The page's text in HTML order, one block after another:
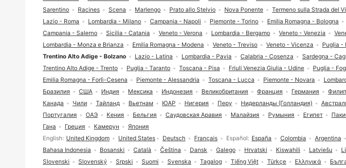
Выбор языка
English United Kingdom United States Deutsch Français Español España Colombia Argentina
Bahasa Indonesia
Bosanski Català Čeština Dansk Galego Hrvatski Kiswahili Latviešu
Slovenski
Slovenský Srpski Suomi Svenska Tagalog Tiếng Việt Türkçe Ελληνικά
Бразилия США Индия Мексика Индонезия Великобритания Франция Германия
Канада
Чили Тайланд Вьетнам ЮАР Нигерия Перу Нидерланды (Голландия)
Португалия
ОАЭ Кения Бельгия Саудовская Аравия Малайзия Румыния Египет
Гана
Греция Камерун Япония
Lazio - Roma Lombardia - Milano Campania - Napoli Piemonte - Torino Emilia Romagna - Bologna
Campania - Salerno
Sicilia - Catania Veneto - Verona Lombardia - Bergamo Veneto - Venezia
Lombardia - Monza e Brianza
Emilia Romagna - Modena Veneto - Treviso Veneto - Vicenza Puglia -
Trentino Alto Adige - Bolzano
Lazio - Latina Lombardia - Pavia Calabria - Cosenza Sardegna -
Trentino Alto Adige - Trento
Puglia - Taranto Toscana - Pisa Friuli Venezia Giulia - Udine Puglia -
Emilia Romagna - Forlì-Cesena
Piemonte - Alessandria Toscana - Lucca Piemonte - Novara
Sarentino
Racines Scena Marlengo Prato allo Stelvio Nova Ponente Termeno sulla Strada del